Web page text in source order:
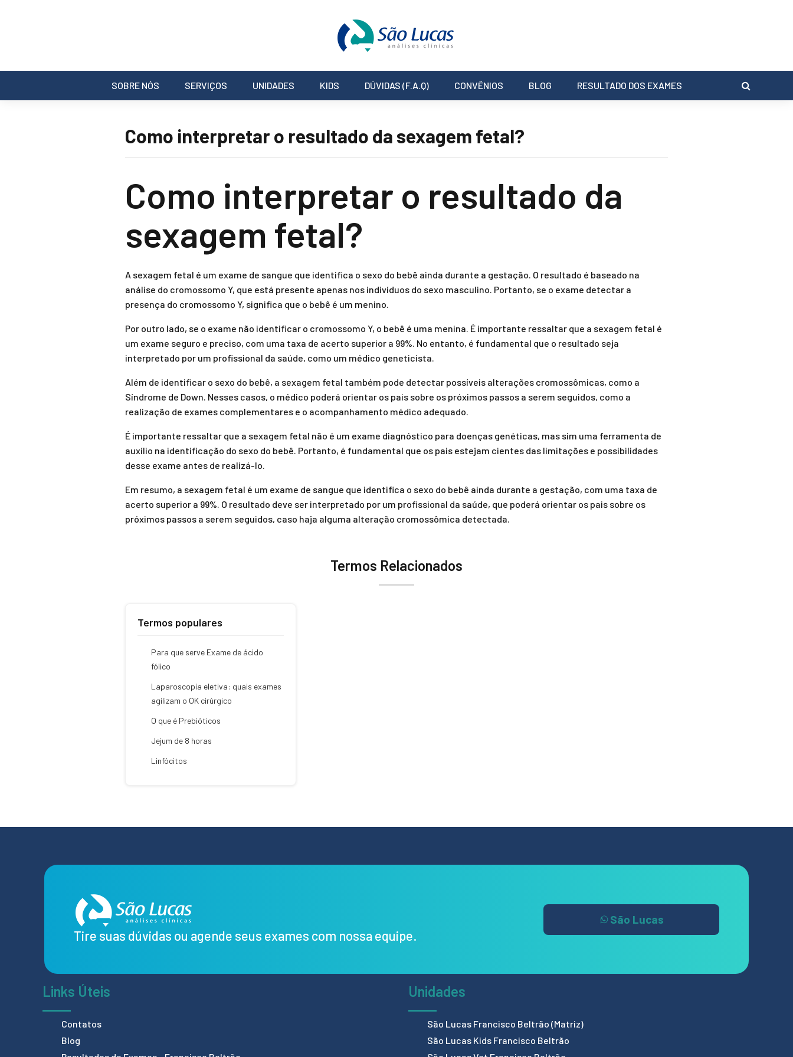
SOBRE NÓS SERVIÇOS UNIDADES KIDS DÚVIDAS (F.A.Q) CONVÊNIOS BLOG RESULTADO DOS EXAMES
Como interpretar o resultado da sexagem fetal?
Como interpretar o resultado da
sexagem fetal?
A sexagem fetal é um exame de sangue que identifica o sexo do bebê ainda durante a gestação. O resultado é baseado na
análise do cromossomo Y, que está presente apenas nos indivíduos do sexo masculino. Portanto, se o exame detectar a
presença do cromossomo Y, significa que o bebê é um menino.
Por outro lado, se o exame não identificar o cromossomo Y, o bebê é uma menina. É importante ressaltar que a sexagem fetal é
um exame seguro e preciso, com uma taxa de acerto superior a 99%. No entanto, é fundamental que o resultado seja
interpretado por um profissional da saúde, como um médico geneticista.
Além de identificar o sexo do bebê, a sexagem fetal também pode detectar possíveis alterações cromossômicas, como a
Síndrome de Down. Nesses casos, o médico poderá orientar os pais sobre os próximos passos a serem seguidos, como a
realização de exames complementares e o acompanhamento médico adequado.
É importante ressaltar que a sexagem fetal não é um exame diagnóstico para doenças genéticas, mas sim uma ferramenta de
auxílio na identificação do sexo do bebê. Portanto, é fundamental que os pais estejam cientes das limitações e possibilidades
desse exame antes de realizá-lo.
Em resumo, a sexagem fetal é um exame de sangue que identifica o sexo do bebê ainda durante a gestação, com uma taxa de
acerto superior a 99%. O resultado deve ser interpretado por um profissional da saúde, que poderá orientar os pais sobre os
próximos passos a serem seguidos, caso haja alguma alteração cromossômica detectada.
Termos Relacionados
Termos populares
Para que serve Exame de ácido
fólico
Laparoscopia eletiva: quais exames
agilizam o OK cirúrgico
O que é Prebióticos
Jejum de 8 horas
Linfócitos
Tire suas dúvidas ou agende seus exames com nossa equipe.
São Lucas
Links Úteis
Contatos
Blog
Unidades
São Lucas Francisco Beltrão (Matriz)
São Lucas Kids Francisco Beltrão